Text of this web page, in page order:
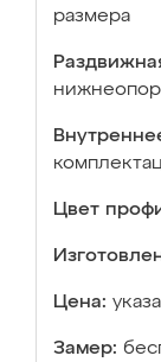
размера
Цвет
Цена:
Замер: